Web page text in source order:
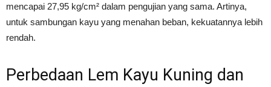
mencapai 27,95 kg/cm² dalam pengujian yang sama. Artinya,
untuk sambungan kayu yang menahan beban, kekuatannya lebih
rendah.
Perbedaan Lem Kayu Kuning dan